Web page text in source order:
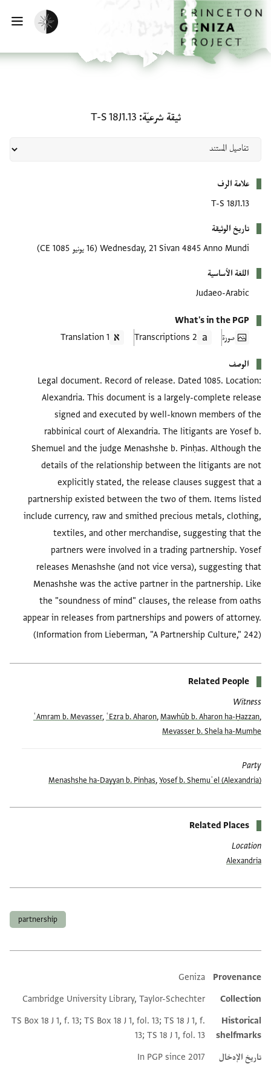
إلى المحتوى الرئيسي
الرئيسية
تفعيل الوضع المظلم
ثيقة شرعيّة T-S 18J1.13
علامة الرف
T-S 18J1.13
تاريخ الوثيقة
Wednesday, 21 Sivan 4845 Anno Mundi (16 يونيو 1085 CE)
اللغة الأساسية
Judaeo-Arabic
What's in the PGP
صورة
2 Transcriptions
1 Translation
الوصف
Legal document. Record of release. Dated 1085. Location:
Alexandria. This document is a largely-complete release
signed and executed by well-known members of the
rabbinical court of Alexandria. The litigants are Yosef b.
Shemuel and the judge Menashshe b. Pinḥas. Although the
details of the relationship between the litigants are not
explicitly stated, the release clauses suggest that a
partnership existed between the two of them. Items listed
include currency, raw and smithed precious metals, clothing,
textiles, and other merchandise, suggesting that the
partners were involved in a trading partnership. Yosef
releases Menashshe (and not vice versa), suggesting that
Menashshe was the active partner in the partnership. Like
the "soundness of mind" clauses, the release from oaths
appear in releases from partnerships and powers of attorney.
(Information from Lieberman, "A Partnership Culture," 242)
Related People
Witness
ʿAmram b. Mevasser ,ʿEzra b. Aharon,Mawhūb b. Aharon ha-Ḥazzan
Mevasser b. Shela ha-Mumḥe
Party
Menashshe ha-Dayyan b. Pinḥas,Yosef b. Shemuʾel (Alexandria)
Related Places
Location
Alexandria
partnership
Additional metadata
Provenance
Geniza
Collection
Cambridge University Library, Taylor-Schechter
Historical
shelfmarks
TS Box 18 J 1, f. 13; TS Box 18 J 1, fol. 13; TS 18 J 1, f.
13; TS 18 J 1, fol. 13
تاريخ الإدخال
In PGP since 2017